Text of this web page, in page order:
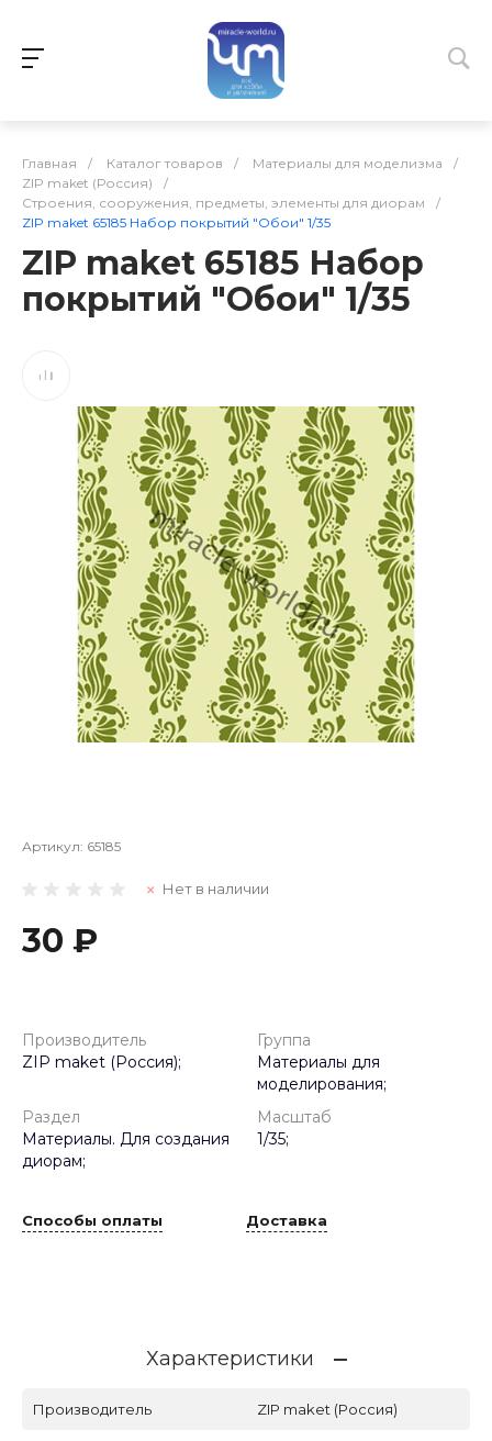
Главная / Каталог товаров / Материалы для моделизма
/
ZIP maket (Россия)
/
Строения, сооружения, предметы, элементы для диорам
/
ZIP maket 65185 Набор покрытий "Обои" 1/35
ZIP maket 65185 Набор
покрытий "Обои" 1/35
Артикул: 65185
Нет в наличии
30 ₽
Производитель
ZIP maket (Россия);
Группа
Материалы для
моделирования;
Раздел
Материалы. Для создания
диорам;
Масштаб
1/35;
Способы оплаты Доставка
Характеристики
Производитель ZIP maket (Россия)